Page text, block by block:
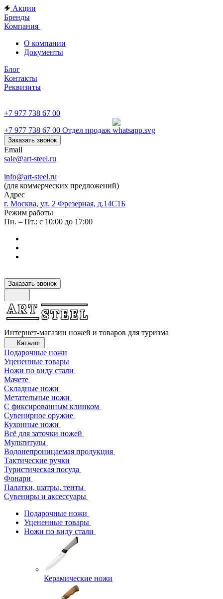
Акции
Бренды
Компания
О компании
Документы
Блог
Контакты
Реквизиты
+7 977 738 67 00
+7 977 738 67 00 Отдел продаж
Заказать звонок
Email
sale@art-steel.ru
info@art-steel.ru
(для коммерческих предложений)
Адрес
г. Москва, ул. 2 Фрезерная, д.14С1Б
Режим работы
Пн. – Пт.: с 10:00 до 17:00
Заказать звонок
Интернет-магазин ножей и товаров для туризма
Каталог
Подарочные ножи
Уцененные товары
Ножи по виду стали
Мачете
Складные ножи
Метательные ножи
С фиксированным клинком
Сувенирное оружие
Кухонные ножи
Всё для заточки ножей
Мультитулы
Водонепроницаемая продукция
Тактические ручки
Туристическая посуда
Фонари
Палатки, шатры, тенты
Сувениры и аксессуары
Подарочные ножи
Уцененные товары
Ножи по виду стали
Керамические ножи